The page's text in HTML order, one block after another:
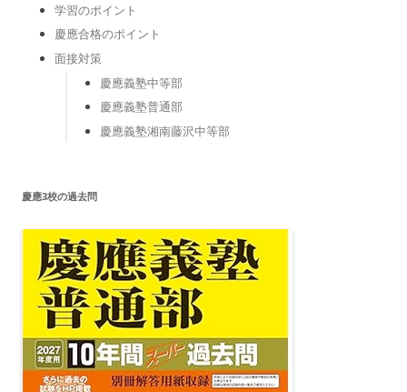
学習のポイント
慶應合格のポイント
面接対策
慶應義塾中等部
慶應義塾普通部
慶應義塾湘南藤沢中等部
慶應3校の過去問